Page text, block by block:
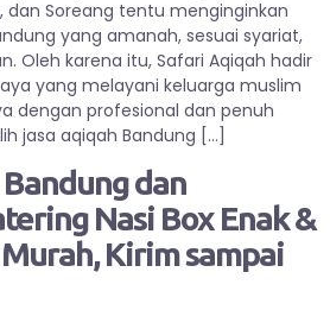
dan Soreang tentu menginginkan
yang amanah, sesuai syariat,
Oleh karena itu, Safari Aqiqah hadir
yang melayani keluarga muslim
dengan profesional dan penuh
jasa aqiqah Bandung […]
dan
Nasi Box Enak &
Kirim sampai